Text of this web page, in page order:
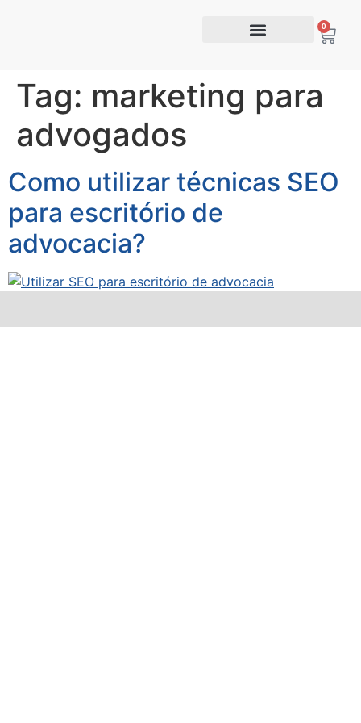
0
Tag: marketing para
advogados
Como utilizar técnicas SEO
para escritório de
advocacia?